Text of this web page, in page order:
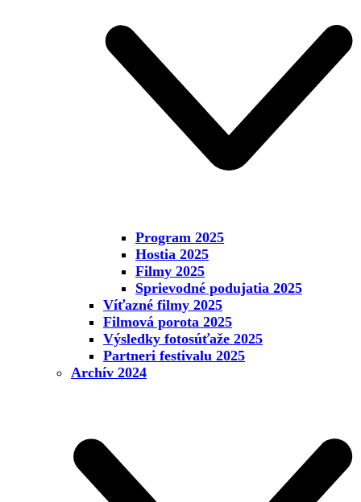
Program 2025
Hostia 2025
Filmy 2025
Sprievodné podujatia 2025
Víťazné filmy 2025
Filmová porota 2025
Výsledky fotosúťaže 2025
Partneri festivalu 2025
Archív 2024